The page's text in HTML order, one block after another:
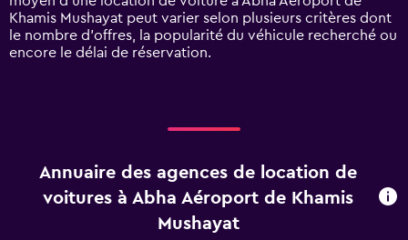
values.
Range:
0
to
Khamis Mushayat peut varier selon plusieurs critères dont
le nombre d’offres, la popularité du véhicule recherché ou
encore le délai de réservation.
Annuaire des agences de location de
voitures à Abha Aéroport de Khamis
Mushayat